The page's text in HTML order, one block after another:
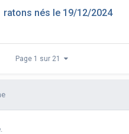
ratons nés le 19/12/2024
Page 1 sur 21